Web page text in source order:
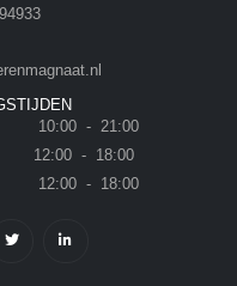
10:00 - 21:00
12:00 - 18:00
12:00 - 18:00